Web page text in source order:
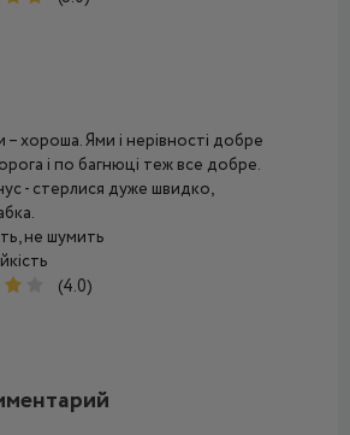
– хороша. Ями і нерівності добре
і по багнюці теж все добре.
- стерлися дуже швидко,
не шумить
(4.0)